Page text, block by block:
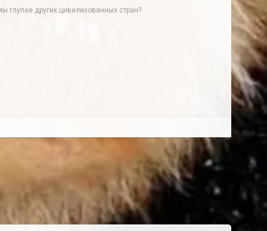
других цивилизованных стран?